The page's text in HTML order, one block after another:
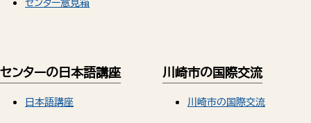
センターの日本語講座
日本語講座
川崎市の国際交流
川崎市の国際交流